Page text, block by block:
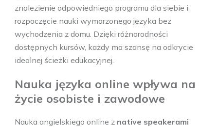
znalezienie odpowiedniego programu dla siebie i
rozpoczęcie nauki wymarzonego języka bez
wychodzenia z domu. Dzięki różnorodności
dostępnych kursów, każdy ma szansę na odkrycie
idealnej ścieżki edukacyjnej.
Nauka języka online wpływa na
życie osobiste i zawodowe
Nauka angielskiego online z native speakerami